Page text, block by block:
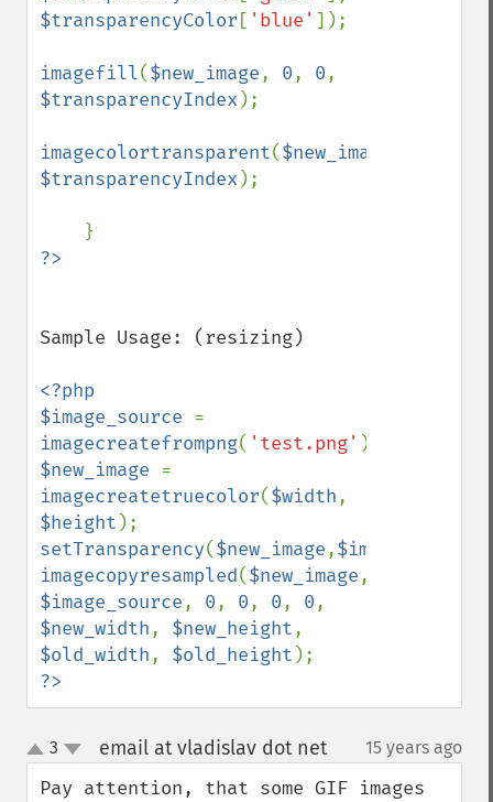
$transparencyColor [ 'blue' ]);
imagefill($new_image, 0, 0
$transparencyIndex );
imagecolortransparent($new_image
$transparencyIndex );
Sample Usage: (resizing)
<?php
$image_source
imagecreatefrompng( 'test.png'
$new_image
imagecreatetruecolor($width
$height
setTransparency($new_image,$image_source
imagecopyresampled($new_image
$image_source, 0, 0, 0, 0
$new_width, $new_height
$old_width, $old_height
?>
up
down
3 email at vladislav dot net¶ 15 years ago
Pay attention, that some GIF images